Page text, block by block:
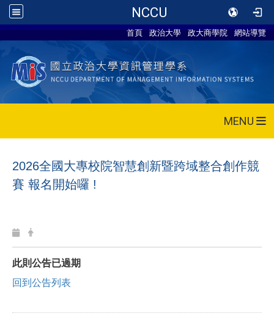
NCCU
首頁 政治大學 政大商學院 網站導覽
MENU
2026全國大專校院智慧創新暨跨域整合創作競
賽 報名開始囉 !
此則公告已過期
回到公告列表